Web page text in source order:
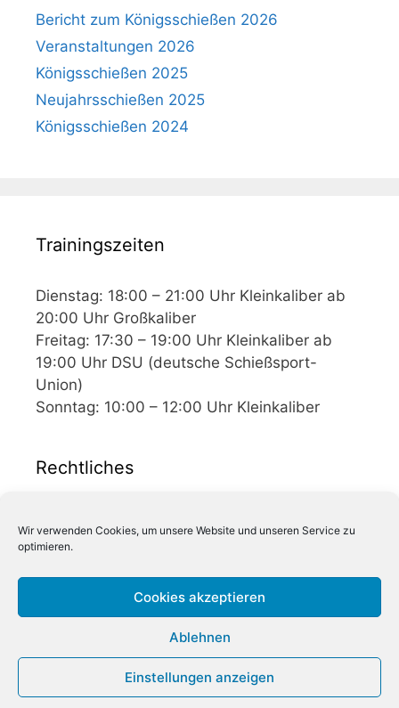
Wir verwenden Cookies, um unsere Website und unseren Service zu
optimieren.
Cookies akzeptieren
Ablehnen
Einstellungen anzeigen
Bericht zum Königsschießen 2026
Veranstaltungen 2026
Königsschießen 2025
Neujahrsschießen 2025
Königsschießen 2024
Trainingszeiten
Dienstag: 18:00 – 21:00 Uhr Kleinkaliber ab
20:00 Uhr Großkaliber
Freitag: 17:30 – 19:00 Uhr Kleinkaliber ab
19:00 Uhr DSU (deutsche Schießsport-
Union)
Sonntag: 10:00 – 12:00 Uhr Kleinkaliber
Rechtliches
Datenschutzerklärung
© 2026 St. Sebastianus Bruderschaft u. Schützengilde 1357